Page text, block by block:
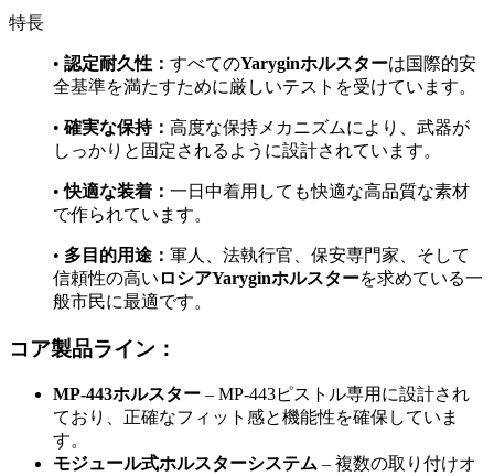
特長
• 認定耐久性： すべてのYaryginホルスターは国際的安
全基準を満たすために厳しいテストを受けています。
• 確実な保持： 高度な保持メカニズムにより、武器が
しっかりと固定されるように設計されています。
•快適な装着： 一日中着用しても快適な高品質な素材
で作られています。
• 多目的用途： 軍人、法執行官、保安専門家、そして
信頼性の高い ロシアYaryginホルスターを求めている一
般市民に最適です。
コア製品ライン：
MP-443ホルスター – MP-443ピストル専用に設計され
ており、正確なフィット感と機能性を確保していま
す。
モジュール式ホルスターシステム – 複数の取り付けオ